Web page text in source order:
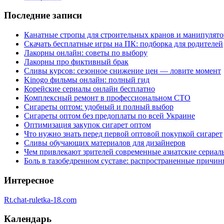
Последние записи
Канатные стропы для строительных кранов и
Скачать бесплатные игры на ПК: подборка для родителей
Лакорны онлайн: советы по выбору
Лакорны про фиктивный брак
Сливы курсов: сезонное снижение цен — ловите момент
Kinogo фильмы онлайн: полный гид
Корейские сериалы онлайн бесплатно
Комплексный ремонт в профессиональном СТО
Сигареты оптом: удобный и полный выбор
Сигареты оптом без предоплаты по всей Украине
Оптимизация закупок сигарет оптом
Что нужно знать перед первой оптовой покупкой сигарет
Сливы обучающих материалов для дизайнеров
Чем привлекают зрителей современные азиатские
Боль в тазобедренном суставе: распространенные
Интересное
Rt.chat-ruletka-18.com
Календарь